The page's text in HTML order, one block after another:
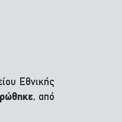
Εθνικής
, από